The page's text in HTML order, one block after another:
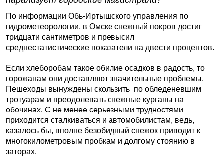
По информации Обь-Ир­тышского управления по
гидрометеорологии, в Омске снежный покров достиг
тридцати сантиметров и превысил
среднестатистические показатели на двести процентов.
Если хлеборобам такое обилие осадков в радость, то
горожанам они доставляют значительные проблемы.
Пешеходы вынуждены скользить по обледеневшим
тротуарам и преодолевать снежные курганы на
обочинах. С не менее серьезными трудностями
приходится сталкиваться и автомобилистам, ведь,
казалось бы, вполне безобидный снежок приводит к
многокилометровым пробкам и долгому стоянию в
заторах.